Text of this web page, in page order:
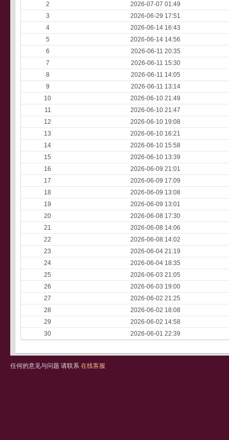
2
2026-07-07 01:49
3
2026-06-29 17:51
4
2026-06-14 16:43
5
2026-06-14 14:56
6
2026-06-11 20:35
7
2026-06-11 15:30
8
2026-06-11 14:05
9
2026-06-11 13:14
10
2026-06-10 21:49
11
2026-06-10 21:47
12
2026-06-10 19:08
13
2026-06-10 16:21
14
2026-06-10 15:58
15
2026-06-10 13:39
16
2026-06-09 21:01
17
2026-06-09 17:09
18
2026-06-09 13:08
19
2026-06-09 13:01
20
2026-06-08 17:30
21
2026-06-08 14:06
22
2026-06-08 14:02
23
2026-06-04 21:19
24
2026-06-04 18:35
25
2026-06-03 21:05
26
2026-06-03 19:00
27
2026-06-02 21:25
28
2026-06-02 18:08
29
2026-06-02 14:58
30
2026-06-01 22:39
任何的意见与问题 请联系 在线客服